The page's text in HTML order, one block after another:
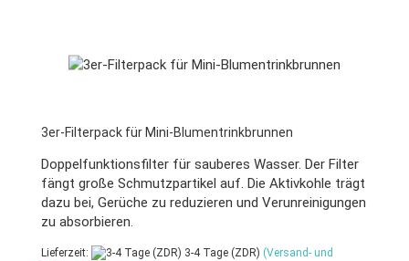
3er-Filterpack für Mini-Blumentrinkbrunnen
Doppelfunktionsfilter für sauberes Wasser. Der Filter
fängt große Schmutzpartikel auf. Die Aktivkohle trägt
dazu bei, Gerüche zu reduzieren und Verunreinigungen
zu absorbieren.
Lieferzeit: 3-4 Tage (ZDR) (Versand- und